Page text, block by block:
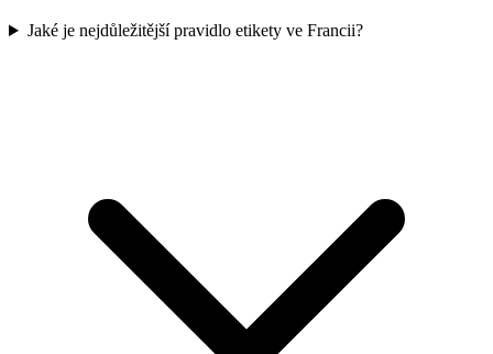
Jaké je nejdůležitější pravidlo etikety ve Francii?